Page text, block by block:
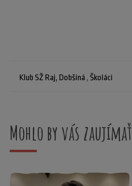
Klub SŽ Raj, Dobšiná , Školáci
Mohlo by vás zaujímať